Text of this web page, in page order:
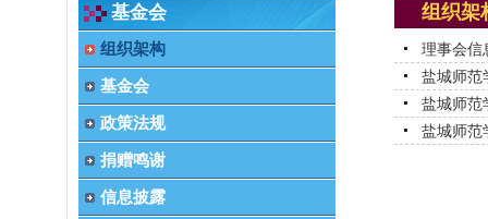
基金会
组织架构
基金会
政策法规
捐赠鸣谢
信息披露
组织架
理事会信
盐城师范
盐城师范
盐城师范